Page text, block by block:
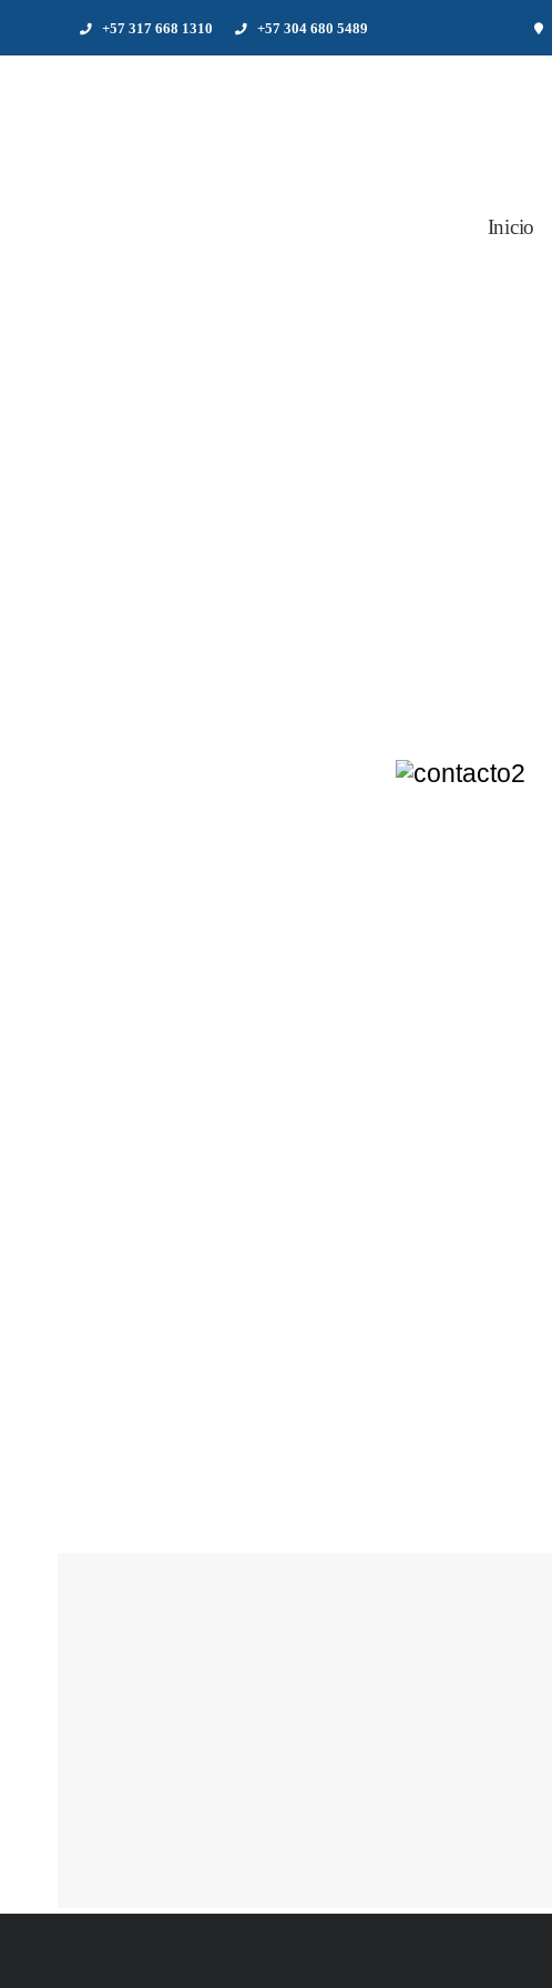
+57 317 668 1310 +57 304 680 5489
Inicio